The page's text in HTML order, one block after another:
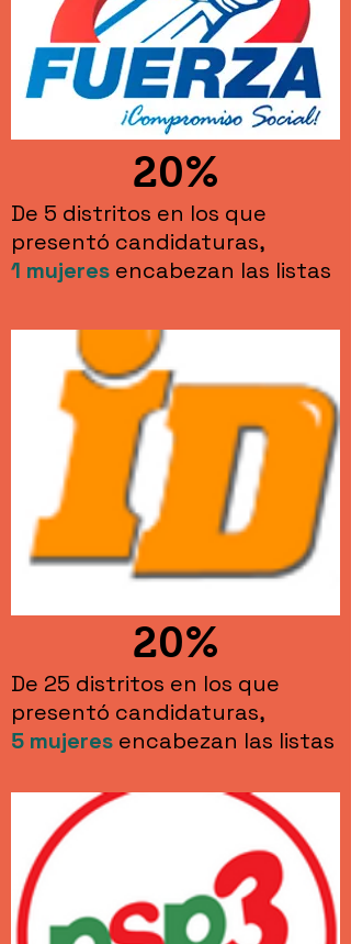
20%
De 5 distritos en los que
presentó candidaturas,
1 mujeres encabezan las listas
20%
De 25 distritos en los que
presentó candidaturas,
5 mujeres encabezan las listas